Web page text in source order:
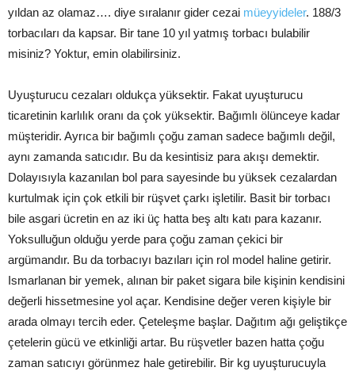
yıldan az olamaz…. diye sıralanır gider cezai müeyyideler. 188/3
torbacıları da kapsar. Bir tane 10 yıl yatmış torbacı bulabilir
misiniz? Yoktur, emin olabilirsiniz.
Uyuşturucu cezaları oldukça yüksektir. Fakat uyuşturucu
ticaretinin karlılık oranı da çok yüksektir. Bağımlı ölünceye kadar
müşteridir. Ayrıca bir bağımlı çoğu zaman sadece bağımlı değil,
aynı zamanda satıcıdır. Bu da kesintisiz para akışı demektir.
Dolayısıyla kazanılan bol para sayesinde bu yüksek cezalardan
kurtulmak için çok etkili bir rüşvet çarkı işletilir. Basit bir torbacı
bile asgari ücretin en az iki üç hatta beş altı katı para kazanır.
Yoksulluğun olduğu yerde para çoğu zaman çekici bir
argümandır. Bu da torbacıyı bazıları için rol model haline getirir.
Ismarlanan bir yemek, alınan bir paket sigara bile kişinin kendisini
değerli hissetmesine yol açar. Kendisine değer veren kişiyle bir
arada olmayı tercih eder. Çeteleşme başlar. Dağıtım ağı geliştikçe
çetelerin gücü ve etkinliği artar. Bu rüşvetler bazen hatta çoğu
zaman satıcıyı görünmez hale getirebilir. Bir kg uyuşturucuyla